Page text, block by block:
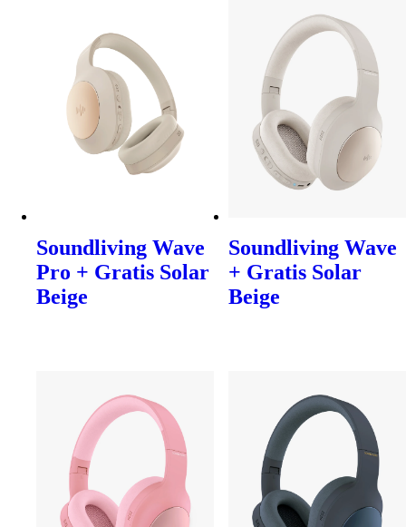
Soundliving Wave
Pro + Gratis Solar
Beige
Soundliving Wave
+ Gratis Solar
Beige